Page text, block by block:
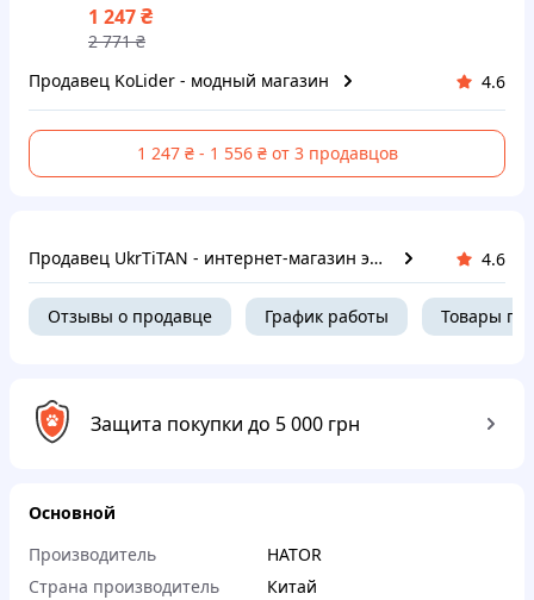
1 247₴
2 771₴
Продавец KoLider - модный магазин
4.6
1 247 ₴ - 1 556 ₴ от 3 продавцов
Продавец UkrTiTAN - интернет-магазин электроники и компьютерной техники 4.6
Отзывы о продавце График работы Товары
Защита покупки до 5 000 грн
Основной
Производитель
HATOR
Страна производитель
Китай